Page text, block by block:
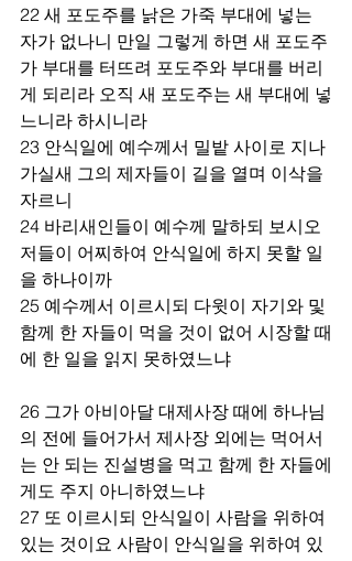
22 새 포도주를 낡은 가죽 부대에 넣는
자가 없나니 만일 그렇게 하면 새 포도주
가 부대를 터뜨려 포도주와 부대를 버리
게 되리라 오직 새 포도주는 새 부대에 넣
느니라 하시니라
23 안식일에 예수께서 밀밭 사이로 지나
가실새 그의 제자들이 길을 열며 이삭을
자르니
24 바리새인들이 예수께 말하되 보시오
저들이 어찌하여 안식일에 하지 못할 일
을 하나이까
25 예수께서 이르시되 다윗이 자기와 및
함께 한 자들이 먹을 것이 없어 시장할 때
에 한 일을 읽지 못하였느냐
26 그가 아비아달 대제사장 때에 하나님
의 전에 들어가서 제사장 외에는 먹어서
는 안 되는 진설병을 먹고 함께 한 자들에
게도 주지 아니하였느냐
27 또 이르시되 안식일이 사람을 위하여
있는 것이요 사람이 안식일을 위하여 있